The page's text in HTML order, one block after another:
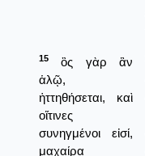
15
ὃς γὰρ ἂν
ἁλῷ,
ἡττηθήσεται, καὶ
οἵτινες
συνηγμένοι εἰσί,
μαχαίρᾳ